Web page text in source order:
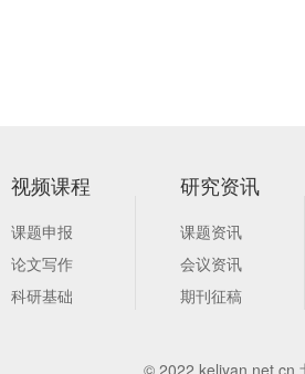
视频课程
课题申报
论文写作
科研基础
研究资讯
课题资讯
会议资讯
期刊征稿
© 2022 keliyan.net.cn